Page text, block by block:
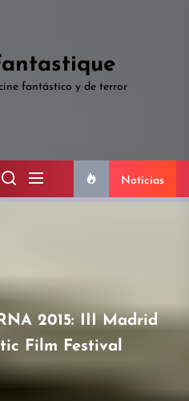
fantástico y de terror
Noticias
2015: III Madrid
Film Festival